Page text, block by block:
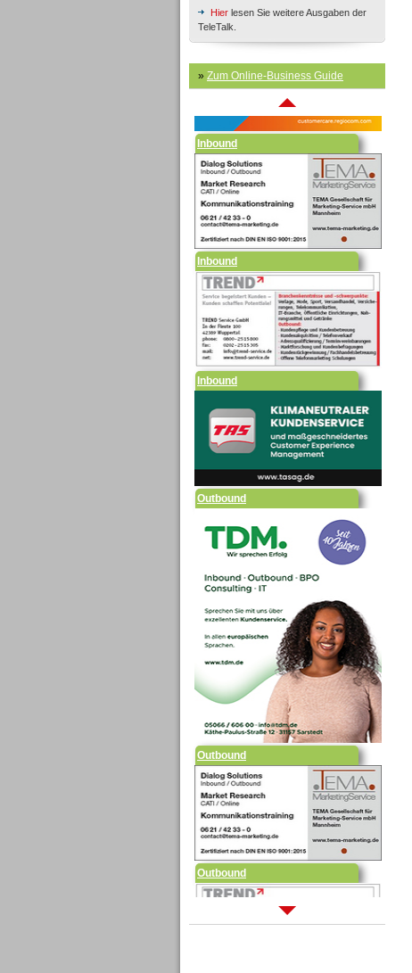
Hier lesen Sie weitere Ausgaben der
TeleTalk.
» Zum Online-Business Guide
Inbound
Inbound
Inbound
Outbound
Outbound
Outbound